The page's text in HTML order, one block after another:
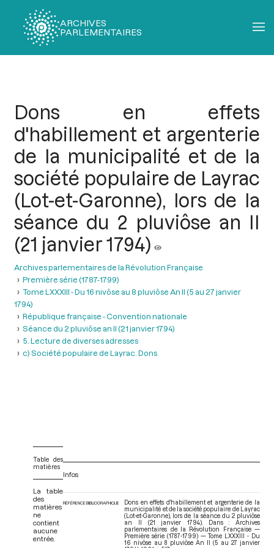
ARCHIVES
PARLEMENTAIRES
Dons en effets
d'habillement et argenterie
de la municipalité et de la
société populaire de Layrac
(Lot-et-Garonne), lors de la
séance du 2 pluviôse an II
(21 janvier 1794)
Archives parlementaires de la Révolution Française
Première série (1787-1799)
Tome LXXXIII - Du 16 nivôse au 8 pluviôse An II (5 au 27 janvier
1794)
République française - Convention nationale
Séance du 2 pluviôse an II (21 janvier 1794)
5. Lecture de diverses adresses
c) Société populaire de Layrac. Dons
Table des
matières
La table
des
matières
ne
contient
aucune
entrée.
Infos
RÉFÉRENCE BIBLIOGRAPHIQUE
Dons en effets d'habillement et argenterie de la
municipalité et de la société populaire de Layrac
(Lot-et-Garonne), lors de la séance du 2 pluviôse
an II (21 janvier 1794). Dans : Archives
parlementaires de la Révolution Française —
Première série (1787-1799) — Tome LXXXIII - Du
16 nivôse au 8 pluviôse An II (5 au 27 janvier